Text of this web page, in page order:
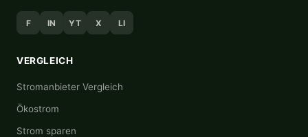
F IN YT X LI
VERGLEICH
Stromanbieter Vergleich
Ökostrom
Strom sparen